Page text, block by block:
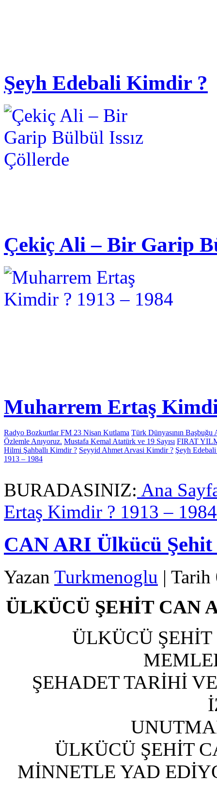
Şeyh Edebali Kimdir ?
Çekiç Ali – Bir Garip
Muharrem Ertaş
Radyo Bozkurtlar FM 23 Nisan Kutlama Türk Dünyasının
Özlemle Anıyoruz. Mustafa Kemal Atatürk ve 19 Sayısı FIRAT
Hilmi Şahballı Kimdir ? Seyyid Ahmet Arvasi Kimdir ? Şeyh
1913 – 1984
BURADASINIZ: Ana
Ertaş Kimdir ? 1913 – 1984
CAN ARI Ülkücü
Yazan Turkmenoglu |
ÜLKÜCÜ ŞEHİT CAN
ÜLKÜCÜ
ŞEHADET TARİHİ
ÜLKÜCÜ ŞEHİT
MİNNETLE YAD